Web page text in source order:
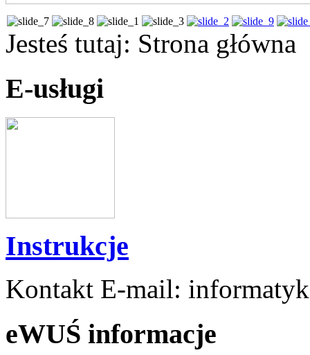
Jesteś tutaj: Strona główna
E-usługi
Instrukcje
Kontakt E-mail:
eWUŚ informacje